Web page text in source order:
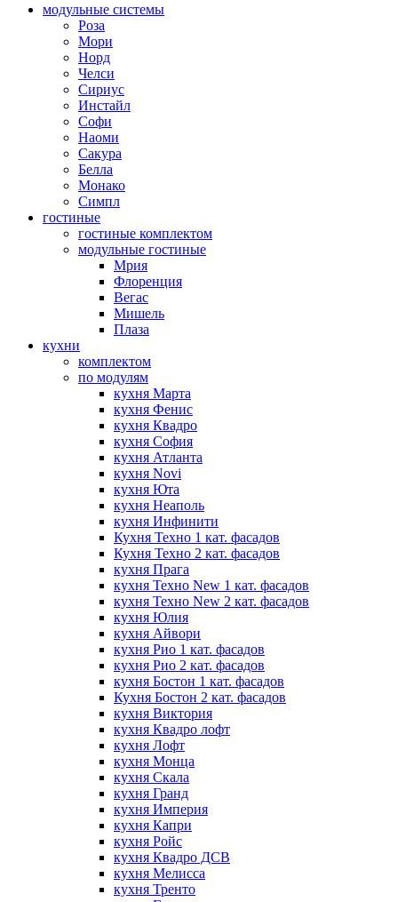
модульные системы
Роза
Мори
Норд
Челси
Сириус
Инстайл
Софи
Наоми
Сакура
Белла
Монако
Симпл
гостиные
гостиные комплектом
модульные гостиные
Мрия
Флоренция
Вегас
Мишель
Плаза
кухни
комплектом
по модулям
кухня Марта
кухня Фенис
кухня Квадро
кухня София
кухня Атланта
кухня Novi
кухня Юта
кухня Неаполь
кухня Инфинити
Кухня Техно 1 кат. фасадов
Кухня Техно 2 кат. фасадов
кухня Прага
кухня Техно New 1 кат. фасадов
кухня Техно New 2 кат. фасадов
кухня Юлия
кухня Айвори
кухня Рио 1 кат. фасадов
кухня Рио 2 кат. фасадов
кухня Бостон 1 кат. фасадов
Кухня Бостон 2 кат. фасадов
кухня Виктория
кухня Квадро лофт
кухня Лофт
кухня Монца
кухня Скала
кухня Гранд
кухня Империя
кухня Капри
кухня Ройс
кухня Квадро ДСВ
кухня Мелисса
кухня Тренто